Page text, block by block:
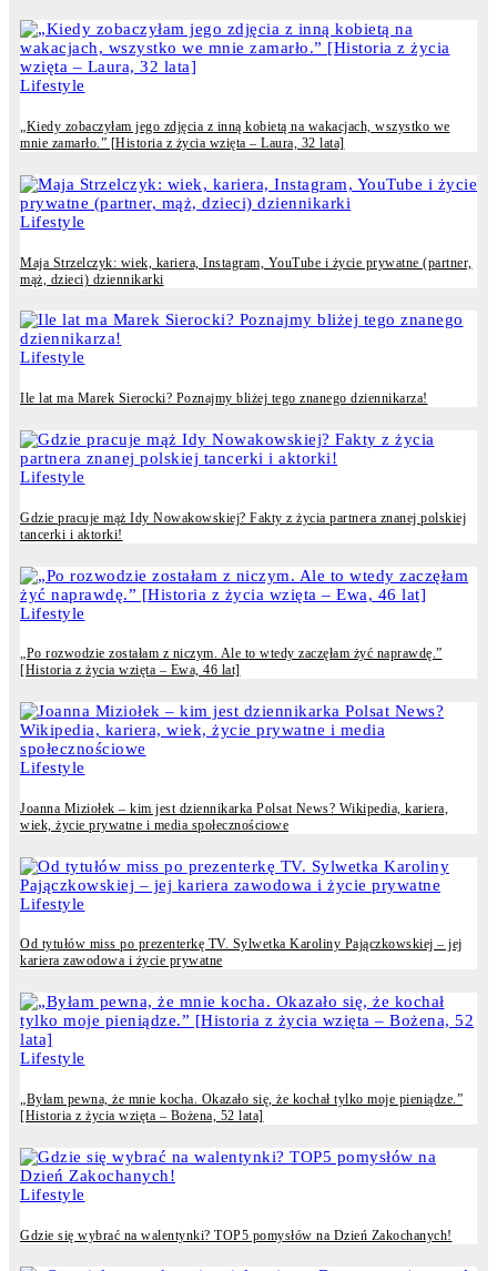
Lifestyle
„Kiedy zobaczyłam jego zdjęcia z inną kobietą na wakacjach, wszystko we
mnie zamarło.” [Historia z życia wzięta – Laura, 32 lata]
Lifestyle
Maja Strzelczyk: wiek, kariera, Instagram, YouTube i życie prywatne (partner,
mąż, dzieci) dziennikarki
Lifestyle
Ile lat ma Marek Sierocki? Poznajmy bliżej tego znanego dziennikarza!
Lifestyle
Gdzie pracuje mąż Idy Nowakowskiej? Fakty z życia partnera znanej polskiej
tancerki i aktorki!
Lifestyle
„Po rozwodzie zostałam z niczym. Ale to wtedy zaczęłam żyć naprawdę.”
[Historia z życia wzięta – Ewa, 46 lat]
Lifestyle
Joanna Miziołek – kim jest dziennikarka Polsat News? Wikipedia, kariera,
wiek, życie prywatne i media społecznościowe
Lifestyle
Od tytułów miss po prezenterkę TV. Sylwetka Karoliny Pajączkowskiej – jej
kariera zawodowa i życie prywatne
Lifestyle
„Byłam pewna, że mnie kocha. Okazało się, że kochał tylko moje pieniądze.”
[Historia z życia wzięta – Bożena, 52 lata]
Lifestyle
Gdzie się wybrać na walentynki? TOP5 pomysłów na Dzień Zakochanych!